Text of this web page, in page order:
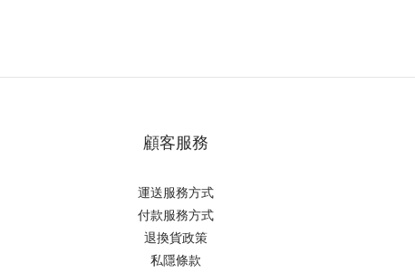
顧客服務
運送服務方式
付款服務方式
退換貨政策
私隱條款